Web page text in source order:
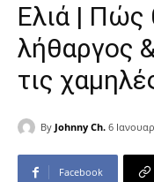
Ελιά | Πώς
λήθαργος
τις
By Johnny Ch. 6
Facebook